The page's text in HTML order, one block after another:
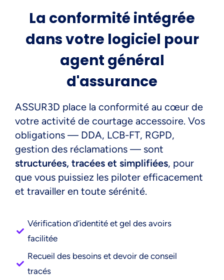
La conformité intégrée
dans votre logiciel pour
agent général
d'assurance
ASSUR3D place la conformité au cœur de
votre activité de courtage accessoire. Vos
obligations — DDA, LCB-FT, RGPD,
gestion des réclamations — sont
structurées, tracées et simplifiées, pour
que vous puissiez les piloter efficacement
et travailler en toute sérénité.
Vérification d’identité et gel des avoirs
facilitée
Recueil des besoins et devoir de conseil
tracés